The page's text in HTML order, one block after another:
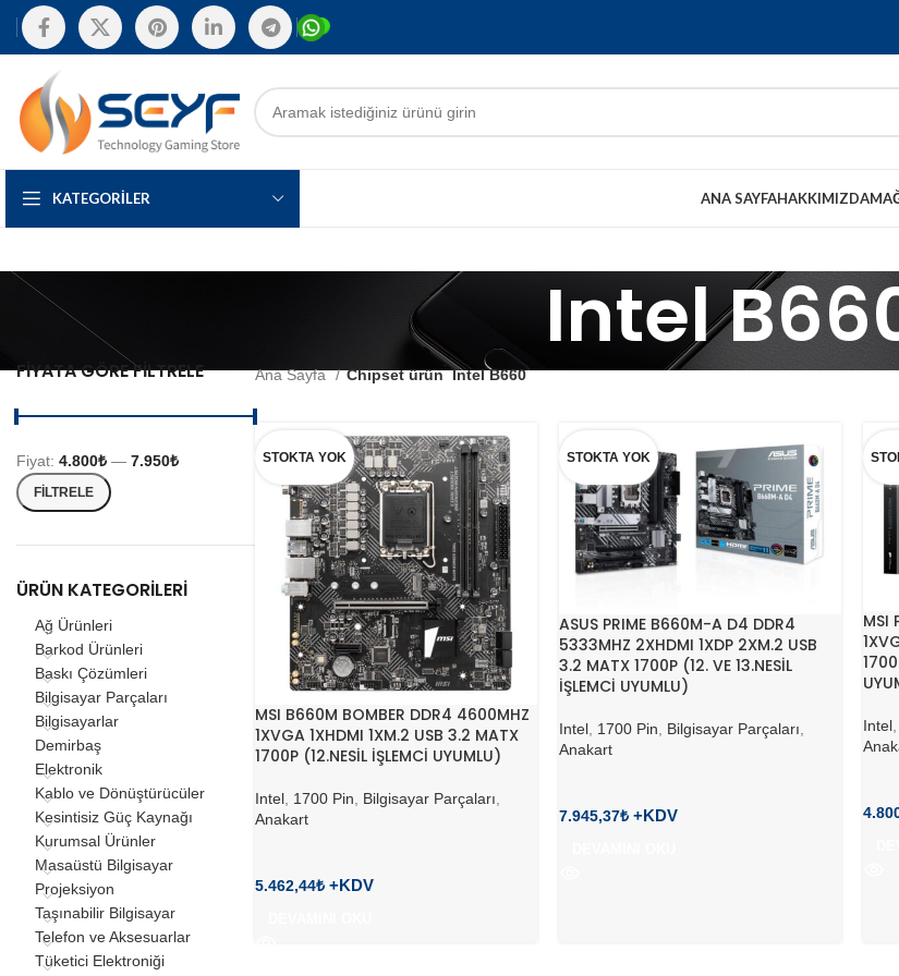
KATEGORILER ANA SAYFAHAKKIMIZDA
Intel
FIYATA GÖRE FILTRELE
FILTRELE
Fiyat: 4.800₺ — 7.950₺
ÜRÜN KATEGORILERI
Ağ Ürünleri
Barkod Ürünleri
Baskı Çözümleri
Bilgisayar Parçaları
Bilgisayarlar
Demirbaş
Elektronik
Kablo ve Dönüştürücüler
Kesintisiz Güç Kaynağı
Kurumsal Ürünler
Masaüstü Bilgisayar
Projeksiyon
Taşınabilir Bilgisayar
Telefon ve Aksesuarlar
Tüketici Elektroniği
Ana Sayfa Chipset ürün Intel B660
STOKTA YOK
MSI B660M BOMBER DDR4 4600MHZ
1XVGA 1XHDMI 1XM.2 USB 3.2 MATX
1700P (12.NESİL İŞLEMCİ UYUMLU)
Intel 1700 Pin Bilgisayar Parçaları
Anakart
5.462,44₺
STOKTA YOK
ASUS PRIME B660M-A D4 DDR4
5333MHZ 2XHDMI 1XDP 2XM.2 USB
3.2 MATX 1700P (12. VE 13.NESİL
İŞLEMCİ UYUMLU)
Intel, 1700 Pin, Bilgisayar Parçaları,
Anakart
7.945,37₺
MSI
Intel,